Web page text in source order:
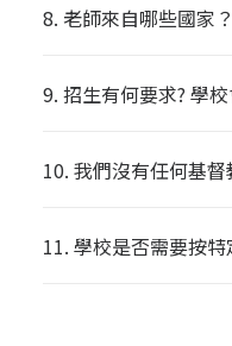
8. 老師來自哪些國家？
9. 招生有何要求? 學
10. 我們沒有任何基
11. 學校是否需要按